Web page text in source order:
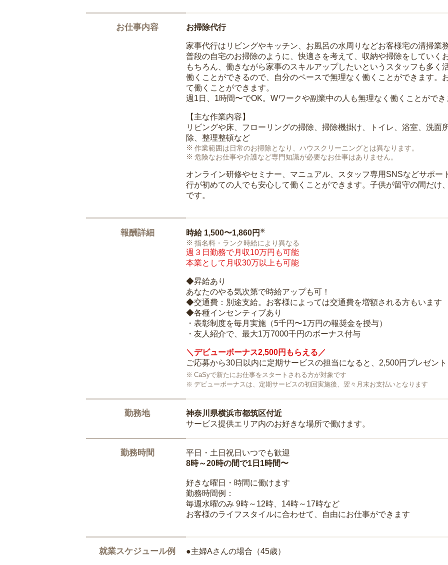
お仕事内容 お掃除代行
家事代行はリビングやキッチン、お風呂の水周りなどお客様宅の清掃業務
普段の自宅のお掃除のように、快適さを考えて、収納や掃除をしていく
もちろん、働きながら家事のスキルアップしたいというスタッフも多く
働くことができるので、自分のペースで無理なく働くことができます。
て働くことができます。
週1日、1時間〜でOK。Wワークや副業中の人も無理なく働くことができ
【主な作業内容】
リビングや床、フローリングの掃除、掃除機掛け、トイレ、浴室、洗面
除、整理整頓など
作業範囲は日常のお掃除となり、ハウスクリーニングとは異なります。
危険なお仕事や介護など専門知識が必要なお仕事はありません。
オンライン研修やセミナー、マニュアル、スタッフ専用SNSなどサポー
行が初めての人でも安心して働くことができます。子供が留守の間だけ
です。
報酬詳細 時給 1,500〜1,860円 ※
指名料・ランク時給により異なる
週３日勤務で月収10万円も可能
本業として月収30万以上も可能
◆昇給あり
あなたのやる気次第で時給アップも可！
◆交通費：別途支給。お客様によっては交通費を増額される方もいます
◆各種インセンティブあり
・表彰制度を毎月実施（5千円〜1万円の報奨金を授与）
・友人紹介で、最大1万7000千円のボーナス付与
＼デビューボーナス2,500円もらえる／
ご応募から30日以内に定期サービスの担当になると、2,500円プレゼント
CaSyで新たにお仕事をスタートされる方が対象です
デビューボーナスは、定期サービスの初回実施後、翌々月末お支払いとなります
勤務地
神奈川県横浜市都筑区付近
サービス提供エリア内のお好きな場所で働けます。
勤務時間
平日・土日祝日いつでも歓迎
8時～20時の間で1日1時間〜
好きな曜日・時間に働けます
勤務時間例：
毎週水曜のみ 9時～12時、14時～17時など
お客様のライフスタイルに合わせて、自由にお仕事ができます
就業スケジュール例 ●主婦Aさんの場合（45歳）